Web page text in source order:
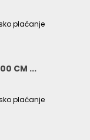
plaćanje
CM ...
plaćanje